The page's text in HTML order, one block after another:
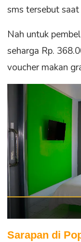
sms tersebut
Nah untuk
seharga Rp.
voucher makan
Sarapan di